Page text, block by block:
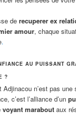
derecuperer ex
amour, chaque
.
AU PUISSANT
?
Adjinacou n’est pas une
c’est l’alliance d’un
voyant marabout aux